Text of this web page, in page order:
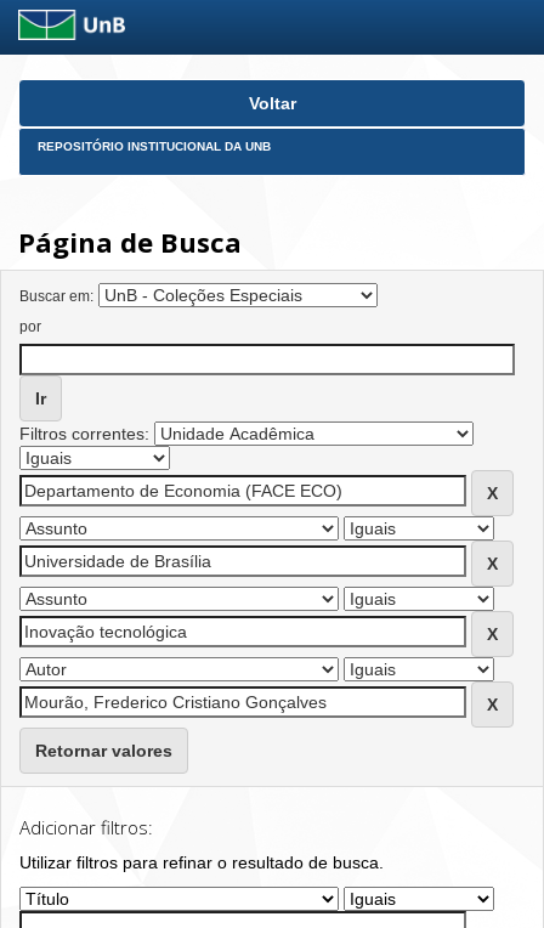
Skip
Voltar
REPOSITÓRIO INSTITUCIONAL DA UNB
Página de Busca
Buscar em:
por
Filtros correntes:
Retornar valores
Adicionar filtros:
Utilizar filtros para refinar o resultado de busca.